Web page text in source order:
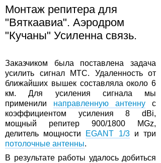
Монтаж репитера для
"Вяткаавиа". Аэродром
"Кучаны" Усиленна связь.
Заказчиком была поставлена задача
усилить сигнал МТС. Удаленность от
ближайших вышек составляла около 6
км. Для усиления сигнала мы
применили направленную антенну с
коэффициентом усиления 8 dBi,
мощный репитер 900/1800 MGz,
делитель мощности EGANT 1/3и три
потолочные антенны.
В результате работы удалось добиться